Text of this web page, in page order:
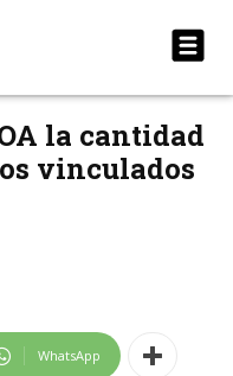
la cantidad
vinculados
WhatsApp